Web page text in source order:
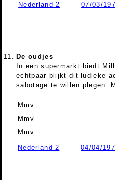
Nederland 2 07/03/
11. De oudjes
In een supermarkt biedt
echtpaar blijkt dit ludieke
sabotage te willen plegen.
Mmv
Mmv
Mmv
Nederland 2 04/04/